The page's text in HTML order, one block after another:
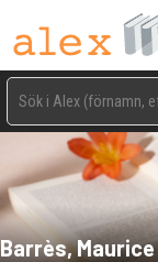
Barrès, Maurice